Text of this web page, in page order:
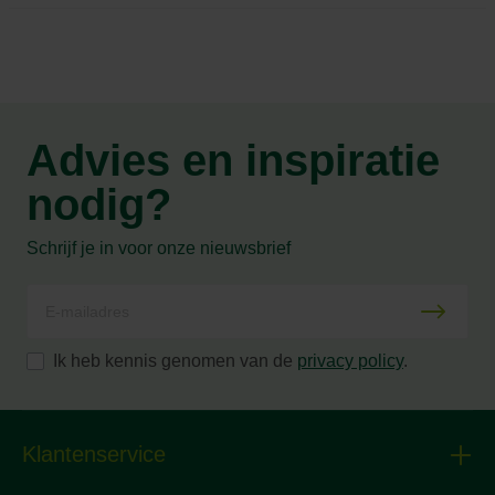
Advies en inspiratie
nodig?
Schrijf je in voor onze nieuwsbrief
Ik heb kennis genomen van de privacy policy.
Klantenservice